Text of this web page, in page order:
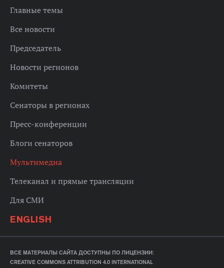
Главные темы
Все новости
Председатель
Новости регионов
Комитеты
Сенаторы в регионах
Пресс-конференции
Блоги сенаторов
Мультимедиа
Телеканал и прямые трансляции
Для СМИ
ENGLISH
ВСЕ МАТЕРИАЛЫ САЙТА ДОСТУПНЫ ПО ЛИЦЕНЗИИ:
CREATIVE COMMONS ATTRIBUTION 4.0 INTERNATIONAL